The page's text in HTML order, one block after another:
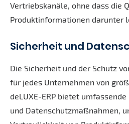
Vertriebskanäle, ohne dass die
Produktinformationen darunter
Sicherheit und
Die Sicherheit und der Schutz
für jedes Unternehmen von
deLUXE-ERP bietet
und Datenschutzmaßnahmen,